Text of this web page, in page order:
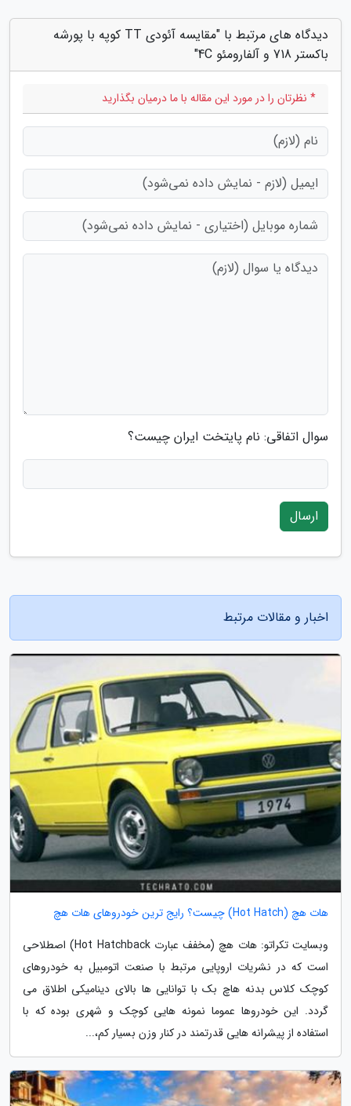
دیدگاه های مرتبط با "مقایسه آئودی TT کوپه با پورشه
باکستر 718 و آلفارومئو 4C"
* نظرتان را در مورد این مقاله با ما درمیان بگذارید
سوال اتفاقی: نام پایتخت ایران چیست؟
ارسال
اخبار و مقالات مرتبط
هات هچ (Hot Hatch) چیست؟ رایج ترین خودروهای هات هچ
وبسایت تکراتو: هات هچ (مخفف عبارت Hot Hatchback) اصطلاحی
است که در نشریات اروپایی مرتبط با صنعت اتومبیل به خودروهای
کوچک کلاس بدنه هاچ بک با توانایی ها بالای دینامیکی اطلاق می
گردد. این خودروها عموما نمونه هایی کوچک و شهری بوده که با
استفاده از پیشرانه هایی قدرتمند در کنار وزن بسیار کم،...